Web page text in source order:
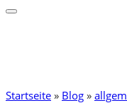
Startseite » Blog »